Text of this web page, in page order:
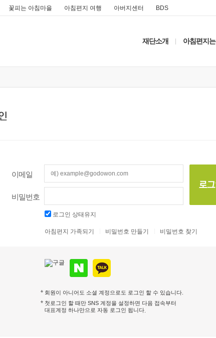
꽃피는 아침마을 아침편지 여행 아버지센터 BDS
재단소개 아침편지는
이메일
비밀번호
로그인 상태유지
아침편지 가족되기 비밀번호 만들기 비밀번호 찾기
회원이 아니어도 소셜 계정으로도 로그인 할 수 있습니다.
첫로그인 할 때만 SNS 계정을 설정하면 다음 접속부터
대표계정 하나만으로 자동 로그인 됩니다